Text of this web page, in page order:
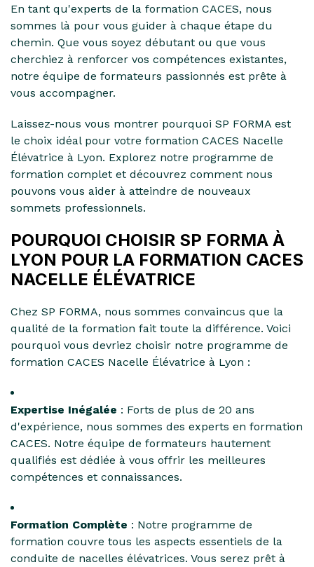
En tant qu'experts de la formation CACES, nous
sommes là pour vous guider à chaque étape du
chemin. Que vous soyez débutant ou que vous
cherchiez à renforcer vos compétences existantes,
notre équipe de formateurs passionnés est prête à
vous accompagner.
Laissez-nous vous montrer pourquoi SP FORMA est
le choix idéal pour votre formation CACES Nacelle
Élévatrice à Lyon. Explorez notre programme de
formation complet et découvrez comment nous
pouvons vous aider à atteindre de nouveaux
sommets professionnels.
POURQUOI CHOISIR SP FORMA À
LYON POUR LA FORMATION CACES
NACELLE ÉLÉVATRICE
Chez SP FORMA, nous sommes convaincus que la
qualité de la formation fait toute la différence. Voici
pourquoi vous devriez choisir notre programme de
formation CACES Nacelle Élévatrice à Lyon :
Expertise Inégalée : Forts de plus de 20 ans
d'expérience, nous sommes des experts en formation
CACES. Notre équipe de formateurs hautement
qualifiés est dédiée à vous offrir les meilleures
compétences et connaissances.
Formation Complète : Notre programme de
formation couvre tous les aspects essentiels de la
conduite de nacelles élévatrices. Vous serez prêt à